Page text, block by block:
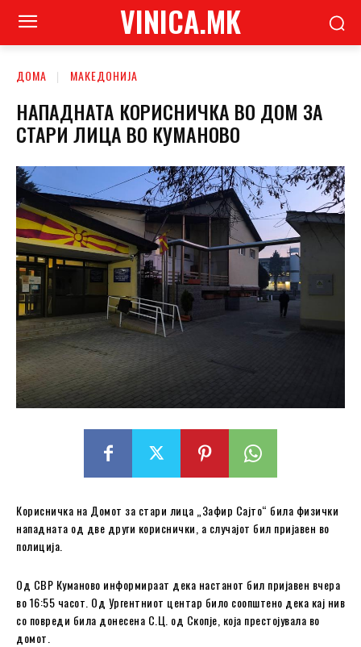
VINICA.MK
ДОМА МАКЕДОНИЈА
НАПАДНАТА КОРИСНИЧКА ВО ДОМ ЗА
СТАРИ ЛИЦА ВО КУМАНОВО
Корисничка на Домот за стари лица „Зафир Сајто“ била физички
нападната од две други кориснички, а случајот бил пријавен во
полиција.
Од СВР Куманово информираат дека настанот бил пријавен вчера
во 16:55 часот. Од Ургентниот центар било соопштено дека кај нив
со повреди била донесена С.Ц. од Скопје, која престојувала во
домот.